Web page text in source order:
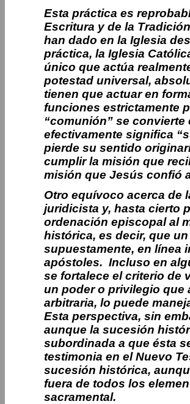
Esta práctica es
Escritura y de la
han dado en la Iglesia
práctica, la Iglesia
único que actúa
potestad universal,
tienen que actuar en
funciones estrictamente
“comunión” se
efectivamente significa
pierde su sentido
cumplir la misión que
misión que Jesús confió
Otro equívoco acerca de
juridicista y, hasta cierto
ordenación episcopal al
histórica, es decir, que
supuestamente, en línea
apóstoles. Incluso en
se fortalece el criterio de
un poder o privilegio que
arbitraria, lo puede
Esta perspectiva, sin
aunque la sucesión
subordinada a que ésta
testimonia en el Nuevo
sucesión histórica,
fuera de todos los
sacramental.